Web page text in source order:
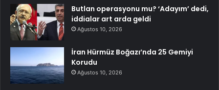
Butlan operasyonu mu? ‘Adayım’ dedi,
iddialar art arda geldi
Ağustos 10, 2026
İran Hürmüz Boğazı’nda 25 Gemiyi
Korudu
Ağustos 10, 2026